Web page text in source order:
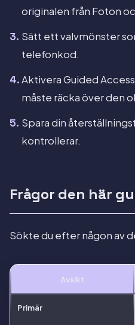
originalen från Foton
Sätt ett valvmönster
telefonkod.
Aktivera Guided
måste räcka över den
Spara din
kontrollerar.
Frågor den här
Sökte du efter någon av
Avsikt
Primär